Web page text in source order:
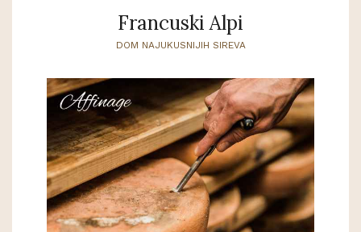
Francuski Alpi
DOM NAJUKUSNIJIH SIREVA